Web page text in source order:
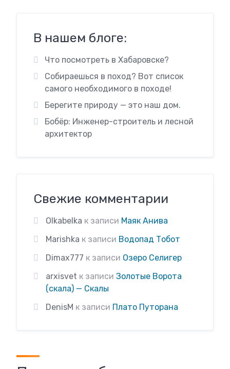
В нашем блоге:
Что посмотреть в Хабаровске?
Собираешься в поход? Вот список
самого необходимого в походе!
Берегите природу — это наш дом.
Бобёр: Инженер-строитель и лесной
архитектор
Свежие комментарии
Olkabelka к записи Маяк Анива
Marishka к записи Водопад Тобот
Dimax777 к записи Озеро Селигер
arxisvet к записи Золотые Ворота
(скала) — Скалы
DenisM к записи Плато Путорана